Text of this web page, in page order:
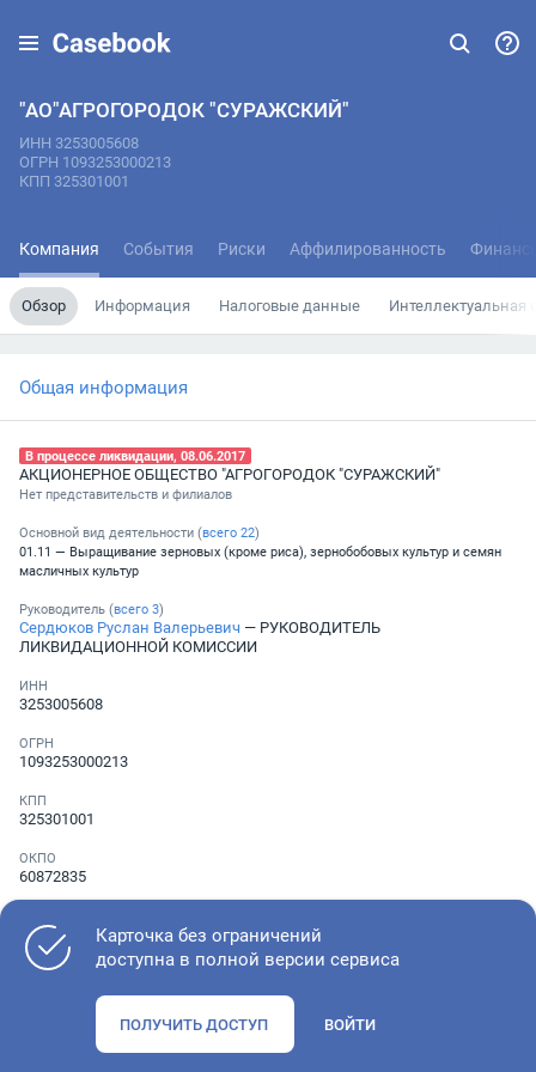
"АО"АГРОГОРОДОК "СУРАЖСКИЙ"
ИНН 3253005608
ОГРН 1093253000213
КПП 325301001
Компания События Риски Аффилированность
Обзор Информация Налоговые данные Интеллектуальная
Общая информация
В процессе ликвидации, 08.06.2017
АКЦИОНЕРНОЕ ОБЩЕСТВО "АГРОГОРОДОК "СУРАЖСКИЙ"
Нет представительств и филиалов
Основной вид деятельности (всего 22)
01.11 — Выращивание зерновых (кроме риса), зернобобовых культур и семян
масличных культур
Руководитель (всего 3)
Сердюков Руслан Валерьевич — РУКОВОДИТЕЛЬ
ЛИКВИДАЦИОННОЙ КОМИССИИ
ИНН
3253005608
ОГРН
1093253000213
КПП
325301001
ОКПО
60872835
Не указан
Как оценить состояние компании
Карточка без ограничений
доступна в полной версии сервиса
ПОЛУЧИТЬ ДОСТУП ВОЙТИ